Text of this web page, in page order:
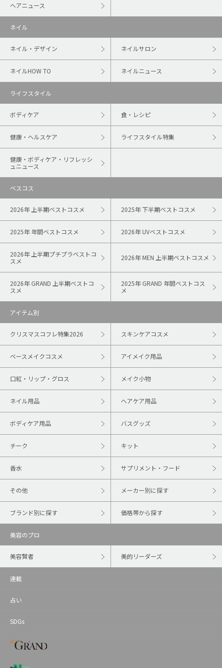
ヘアニュース
ネイル
ネイル・デザイン ネイルサロン
ネイルHOW TO ネイルニュース
ライフスタイル
ボディケア 食・レシピ
健康・ヘルスケア ライフスタイル特集
健康・ボディケア・リフレッシ
ュニュース
ベスコス
2026年 上半期ベストコスメ 2025年 下半期ベストコスメ
2025年 年間ベストコスメ 2026年 UVベストコスメ
2026年 上半期プチプラベストコ
スメ
2026年 MEN 上半期ベストコスメ
2026年 GRAND 上半期ベストコ
スメ
2025年 GRAND 年間ベストコス
メ
アイテム別
クリスマスコフレ特集2026 スキンケアコスメ
ベースメイクコスメ アイメイク用品
口紅・リップ・グロス メイク小物
ネイル用品 ヘアケア用品
ボディケア用品 バスグッズ
チーク キット
香水 サプリメント・フード
その他 メーカー別に探す
ブランド別に探す 価格帯から探す
美容のプロ
美容賢者 美的リーダーズ
連載
占い
SDGs